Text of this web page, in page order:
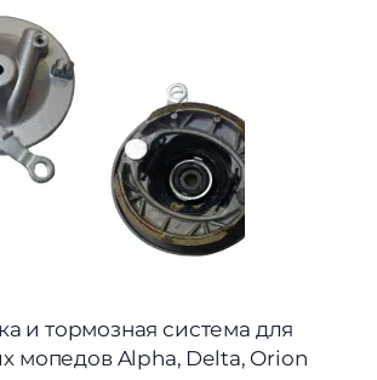
и тормозная система для
мопедов Alpha, Delta, Orion